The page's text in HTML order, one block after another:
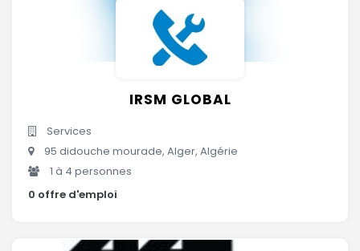
IRSM GLOBAL
Services
95 didouche mourade, Alger, Algérie
1 à 4 personnes
0 offre d'emploi